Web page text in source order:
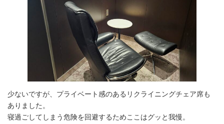
少ないですが、プライベート感のあるリクライニングチェア席も
ありました。
寝過ごしてしまう危険を回避するためここはグッと我慢。